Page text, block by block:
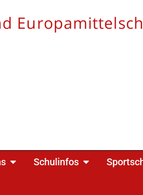
Schulinfos